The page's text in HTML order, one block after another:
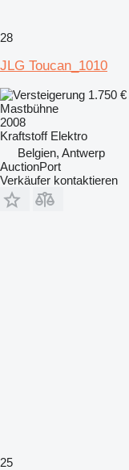
28
JLG Toucan_1010
1.750 €
Mastbühne
2008
Kraftstoff Elektro
Belgien, Antwerp
AuctionPort
Verkäufer kontaktieren
25